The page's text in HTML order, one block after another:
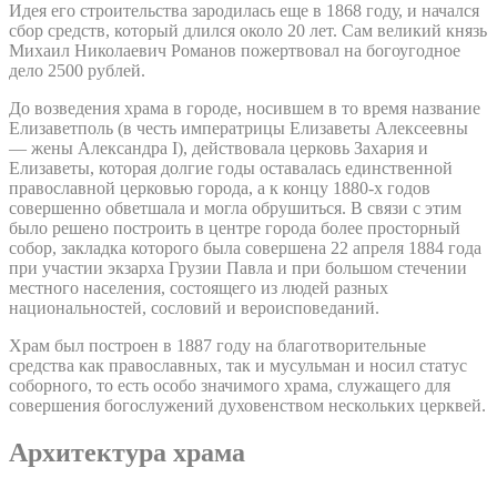
Идея его строительства зародилась еще в 1868 году, и начался
сбор средств, который длился около 20 лет. Сам великий князь
Михаил Николаевич Романов пожертвовал на богоугодное
дело 2500 рублей.
До возведения храма в городе, носившем в то время название
Елизаветполь (в честь императрицы Елизаветы Алексеевны
— жены Александра I), действовала церковь Захария и
Елизаветы, которая долгие годы оставалась единственной
православной церковью города, а к концу 1880-х годов
совершенно обветшала и могла обрушиться. В связи с этим
было решено построить в центре города более просторный
собор, закладка которого была совершена 22 апреля 1884 года
при участии экзарха Грузии Павла и при большом стечении
местного населения, состоящего из людей разных
национальностей, сословий и вероисповеданий.
Храм был построен в 1887 году на благотворительные
средства как православных, так и мусульман и носил статус
соборного, то есть особо значимого храма, служащего для
совершения богослужений духовенством нескольких церквей.
Архитектура храма